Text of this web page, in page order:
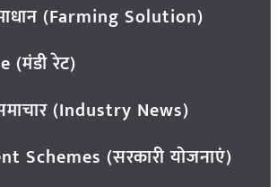
(Farming Solution)
(मंडी रेट)
(Industry News)
Schemes (सरकारी योजनाएं)